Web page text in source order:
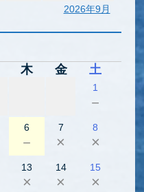
2026年9月
木 金 土
1
－
6
－
7
×
8
×
13
×
14
×
15
×